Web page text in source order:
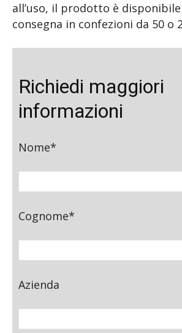
all’uso, il prodotto è
consegna in confezioni da 50 o
Richiedi maggiori
informazioni
Nome*
Cognome*
Azienda